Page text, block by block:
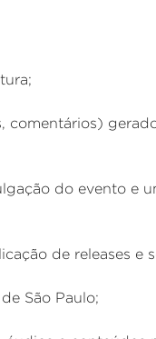
do evento e
de releases e
São Paulo;